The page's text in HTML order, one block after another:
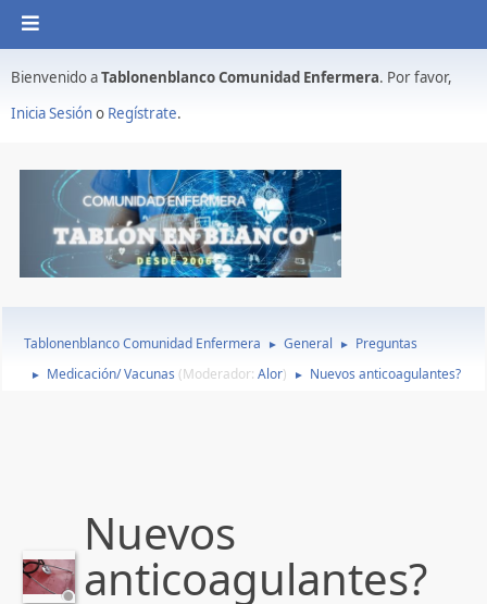
Bienvenido aTablonenblanco Comunidad Enfermera. Por favor,
Inicia Sesióno Regístrate.
Tablonenblanco Comunidad Enfermera ► General ► Preguntas
► Medicación/ Vacunas (Moderador: Alor) ► Nuevos anticoagulantes?
Nuevos
anticoagulantes?